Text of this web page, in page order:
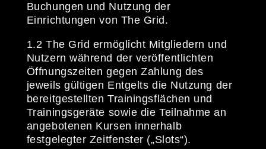
Buchungen und Nutzung der
Einrichtungen von The Grid.
1.2 The Grid ermöglicht Mitgliedern und
Nutzern während der veröffentlichten
Öffnungszeiten gegen Zahlung des
jeweils gültigen Entgelts die Nutzung der
bereitgestellten Trainingsflächen und
Trainingsgeräte sowie die Teilnahme an
angebotenen Kursen innerhalb
festgelegter Zeitfenster („Slots“).